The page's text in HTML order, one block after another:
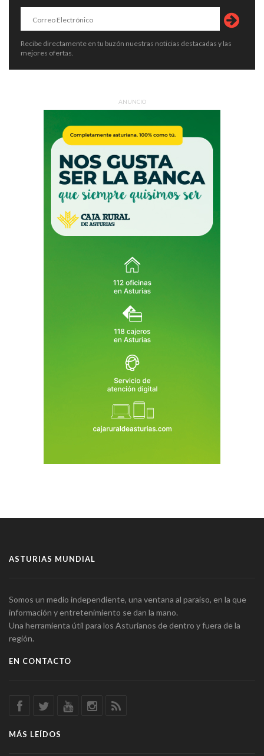
Recibe directamente en tu buzón nuestras noticias destacadas y las
mejores ofertas.
ANUNCIO
ASTURIAS MUNDIAL
Somos un medio independiente, una ventana al paraíso, en la que
información y entretenimiento se dan la mano.
Una herramienta útil para los Asturianos de dentro y fuera de la
región.
EN CONTACTO
MÁS LEÍDOS